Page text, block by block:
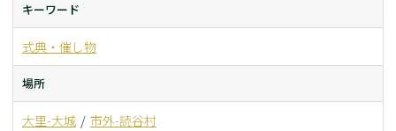
キーワード
式典・催し物
場所
大里-大城 市外-読谷村